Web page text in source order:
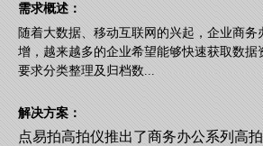
需求概述：
随着大数据、移动互联网的兴起，企业商
增，越来越多的企业希望能够快速获取数据
要求分类整理及归档数...
解决方案：
点易拍高拍仪推出了商务办公系列高